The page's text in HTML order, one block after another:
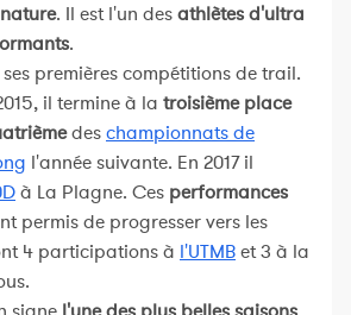
. Il est l'un desathlètes d'ultra
.
ses premières compétitions de trail.
il termine à la troisième place
deschampionnats de
l'année suivante. En 2017 il
à La Plagne. Ces performances
permis de progresser vers les
4 participations à l'UTMBet 3 à la